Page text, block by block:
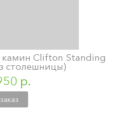
камин Clifton Standing
столешницы)
р.